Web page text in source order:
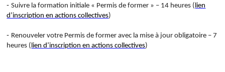
- Suivre la formation initiale « Permis de former » – 14 heures ( lien
d’inscription en actions collectives)
- Renouveler votre Permis de former avec la mise à jour obligatoire – 7
heures ( lien d’inscription en actions collectives)